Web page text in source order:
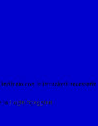
con le istruzioni necessarie.
la Login Spaggiari